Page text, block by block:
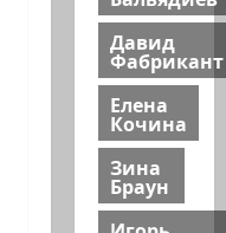
Давид
Фабрикант
Елена
Кочина
Зина
Браун